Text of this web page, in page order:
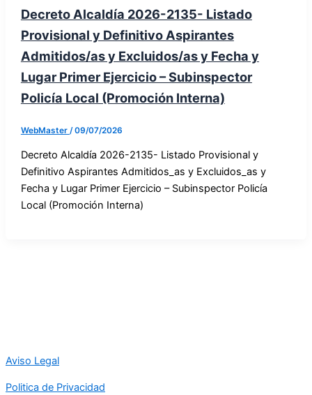
Decreto Alcaldía 2026-2135- Listado
Provisional y Definitivo Aspirantes
Admitidos/as y Excluidos/as y Fecha y
Lugar Primer Ejercicio – Subinspector
Policía Local (Promoción Interna)
WebMaster /09/07/2026
Decreto Alcaldía 2026-2135- Listado Provisional y
Definitivo Aspirantes Admitidos_as y Excluidos_as y
Fecha y Lugar Primer Ejercicio – Subinspector Policía
Local (Promoción Interna)
Aviso Legal
Politica de Privacidad